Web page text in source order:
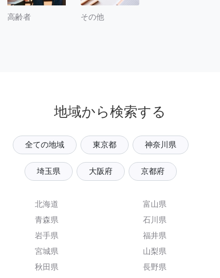
高齢者 その他
地域から検索する
全ての地域 東京都 神奈川県
埼玉県 大阪府 京都府
北海道
青森県
岩手県
宮城県
秋田県
富山県
石川県
福井県
山梨県
長野県